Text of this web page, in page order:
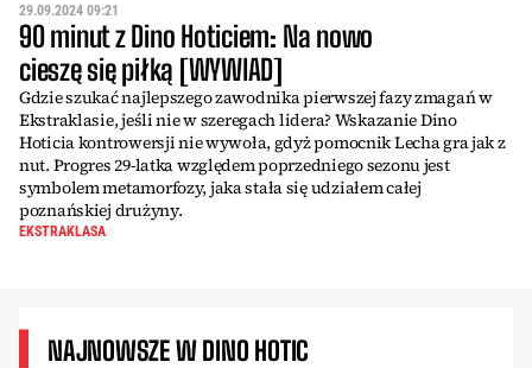
29.09.2024 09:21
90 minut z Dino Hoticiem: Na nowo
cieszę się piłką [WYWIAD]
Gdzie szukać najlepszego zawodnika pierwszej fazy zmagań w
Ekstraklasie, jeśli nie w szeregach lidera? Wskazanie Dino
Hoticia kontrowersji nie wywoła, gdyż pomocnik Lecha gra jak z
nut. Progres 29-latka względem poprzedniego sezonu jest
symbolem metamorfozy, jaka stała się udziałem całej
poznańskiej drużyny.
EKSTRAKLASA
NAJNOWSZE W DINO HOTIC